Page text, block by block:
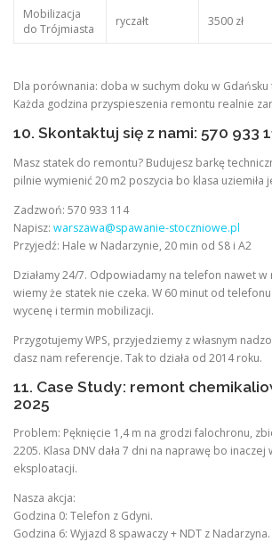
Mobilizacja
do Trójmiasta
ryczałt 3500 zł
Dla porównania: doba w suchym doku w Gdańsku
Każda godzina przyspieszenia remontu realnie
10. Skontaktuj się z nami: 570 933
Masz statek do remontu? Budujesz barkę
pilnie wymienić 20 m2 poszycia bo klasa uziemiła
Zadzwoń: 570 933 114
Napisz: warszawa@spawanie-stoczniowe.pl
Przyjedź: Hale w Nadarzynie, 20 min od S8 i A2
Działamy 24/7. Odpowiadamy na telefon nawet
wiemy że statek nie czeka. W 60 minut od
wycenę i termin mobilizacji.
Przygotujemy WPS, przyjedziemy z własnym
dasz nam referencje. Tak to działa od 2014 roku.
11. Case Study: remont
2025
Problem: Pęknięcie 1,4 m na grodzi falochronu,
2205. Klasa DNV dała 7 dni na naprawę bo inaczej
eksploatacji.
Nasza akcja:
Godzina 0: Telefon z Gdyni.
Godzina 6: Wyjazd 8 spawaczy + NDT z Nadarzyna.